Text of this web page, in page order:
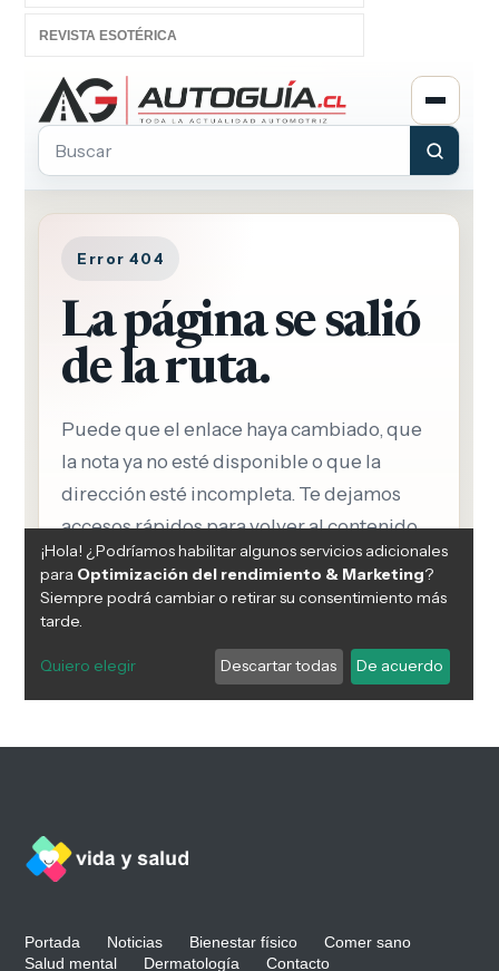
REVISTA ESOTÉRICA
Portada Noticias Bienestar físico
Comer sano
Salud mental
Dermatología Contacto